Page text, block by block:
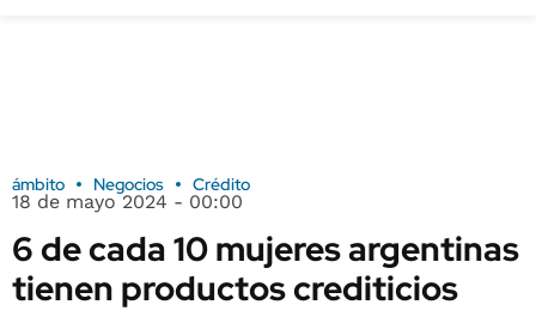
ámbito Negocios Crédito
18 de mayo 2024 - 00:00
6 de cada 10 mujeres argentinas
tienen productos crediticios